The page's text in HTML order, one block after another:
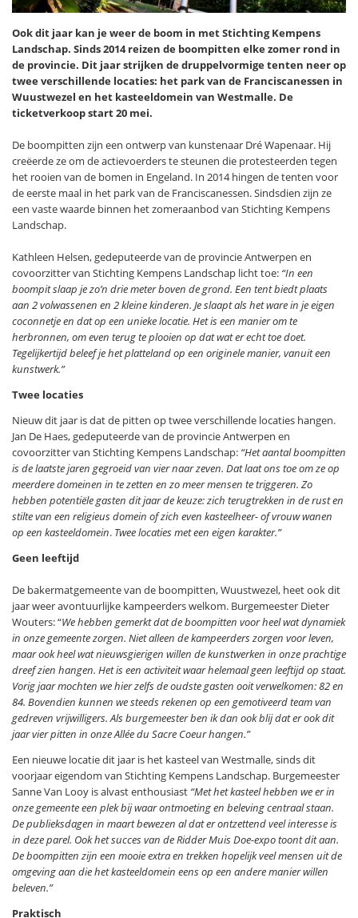
Ook dit jaar kan je weer de boom in met Stichting Kempens
Landschap. Sinds 2014 reizen de boompitten elke zomer rond in
de provincie. Dit jaar strijken de druppelvormige tenten neer op
twee verschillende locaties: het park van de Franciscanessen in
Wuustwezel en het kasteeldomein van Westmalle. De
ticketverkoop start 20 mei.
De boompitten zijn een ontwerp van kunstenaar Dré Wapenaar. Hij
creëerde ze om de actievoerders te steunen die protesteerden tegen
het rooien van de bomen in Engeland. In 2014 hingen de tenten voor
de eerste maal in het park van de Franciscanessen. Sindsdien zijn ze
een vaste waarde binnen het zomeraanbod van Stichting Kempens
Landschap.
Kathleen Helsen, gedeputeerde van de provincie Antwerpen en
covoorzitter van Stichting Kempens Landschap licht toe: “In een
boompit slaap je zo’n drie meter boven de grond. Een tent biedt plaats
aan 2 volwassenen en 2 kleine kinderen. Je slaapt als het ware in je eigen
coconnetje en dat op een unieke locatie. Het is een manier om te
herbronnen, om even terug te plooien op dat wat er echt toe doet.
Tegelijkertijd beleef je het platteland op een originele manier, vanuit een
kunstwerk.”
Twee locaties
Nieuw dit jaar is dat de pitten op twee verschillende locaties hangen.
Jan De Haes, gedeputeerde van de provincie Antwerpen en
covoorzitter van Stichting Kempens Landschap: “Het aantal boompitten
is de laatste jaren gegroeid van vier naar zeven. Dat laat ons toe om ze op
meerdere domeinen in te zetten en zo meer mensen te triggeren. Zo
hebben potentiële gasten dit jaar de keuze: zich terugtrekken in de rust en
stilte van een religieus domein of zich even kasteelheer- of vrouw wanen
op een kasteeldomein. Twee locaties met een eigen karakter.”
Geen leeftijd
De bakermatgemeente van de boompitten, Wuustwezel, heet ook dit
jaar weer avontuurlijke kampeerders welkom. Burgemeester Dieter
Wouters: “We hebben gemerkt dat de boompitten voor heel wat dynamiek
in onze gemeente zorgen. Niet alleen de kampeerders zorgen voor leven,
maar ook heel wat nieuwsgierigen willen de kunstwerken in onze prachtige
dreef zien hangen. Het is een activiteit waar helemaal geen leeftijd op staat.
Vorig jaar mochten we hier zelfs de oudste gasten ooit verwelkomen: 82 en
84. Bovendien kunnen we steeds rekenen op een gemotiveerd team van
gedreven vrijwilligers. Als burgemeester ben ik dan ook blij dat er ook dit
jaar vier pitten in onze Allée du Sacre Coeur hangen.”
Een nieuwe locatie dit jaar is het kasteel van Westmalle, sinds dit
voorjaar eigendom van Stichting Kempens Landschap. Burgemeester
Sanne Van Looy is alvast enthousiast “Met het kasteel hebben we er in
onze gemeente een plek bij waar ontmoeting en beleving centraal staan.
De publieksdagen in maart bewezen al dat er ontzettend veel interesse is
in deze parel. Ook het succes van de Ridder Muis Doe-expo toont dit aan.
De boompitten zijn een mooie extra en trekken hopelijk veel mensen uit de
omgeving aan die het kasteeldomein eens op een andere manier willen
beleven.”
Praktisch